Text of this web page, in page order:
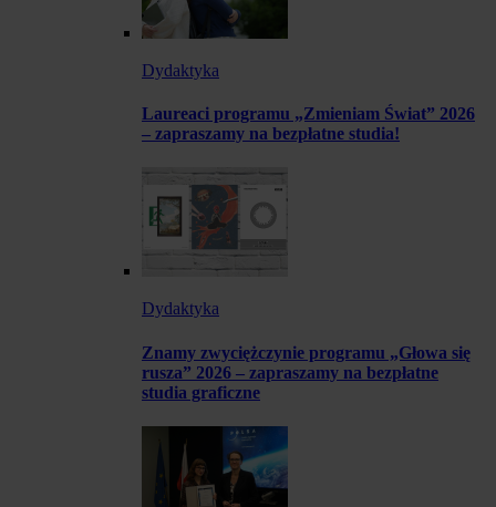
Dydaktyka
Laureaci programu „Zmieniam Świat” 2026
– zapraszamy na bezpłatne studia!
Dydaktyka
Znamy zwyciężczynie programu „Głowa się
rusza” 2026 – zapraszamy na bezpłatne
studia graficzne